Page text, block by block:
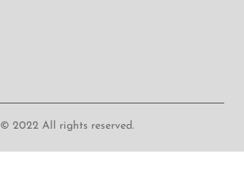
© 2022 All rights reserved.